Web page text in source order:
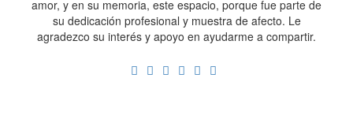
amor, y en su memoria, este espacio, porque fue parte de
su dedicación profesional y muestra de afecto. Le
agradezco su interés y apoyo en ayudarme a compartir.